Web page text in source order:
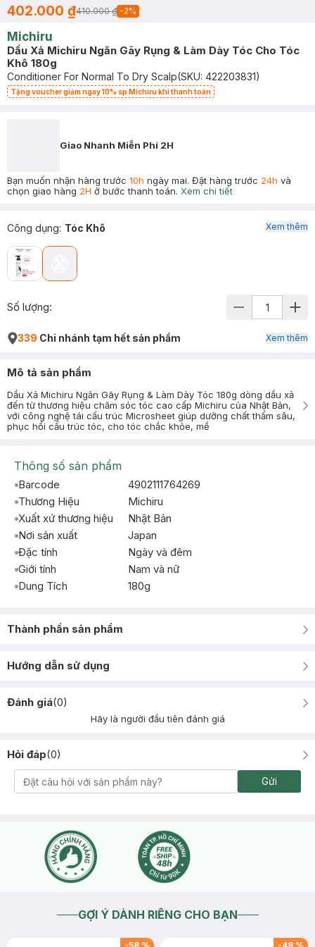
402.000 ₫410.000 ₫ -2%
Michiru
Dầu Xả Michiru Ngăn Gãy Rụng & Làm Dày Tóc Cho Tóc
Khô 180g
Conditioner For Normal To Dry Scalp(SKU: 422203831)
Tặng voucher giảm ngay 10% sp Michiru khi thanh toán
Giao Nhanh Miễn Phí 2H
Bạn muốn nhận hàng trước 10h ngày mai. Đặt hàng trước 24h và
chọn giao hàng 2H ở bước thanh toán. Xem chi tiết
Công dụng: Tóc Khô Xem thêm
Số lượng:
339 Chi nhánh tạm hết sản phẩm Xem thêm
Mô tả sản phẩm
Dầu Xả Michiru Ngăn Gãy Rụng & Làm Dày Tóc 180g dòng dầu xả
đến từ thương hiệu chăm sóc tóc cao cấp Michiru của Nhật Bản,
với công nghệ tái cấu trúc Microsheet giúp dưỡng chất thấm sâu,
phục hồi cấu trúc tóc, cho tóc chắc khỏe, mề
Thông số sản phẩm
Barcode
4902111764269
Thương Hiệu
Michiru
Xuất xứ thương hiệu
Nhật Bản
Nơi sản xuất
Japan
Đặc tính
Ngày và đêm
Giới tính
Nam và nữ
Dung Tích
180g
Thành phần sản phẩm
Hướng dẫn sử dụng
Đánh giá(0)
Hãy là người đầu tiên đánh giá
Hỏi đáp(0)
Gửi
GỢI Ý DÀNH RIÊNG CHO BẠN